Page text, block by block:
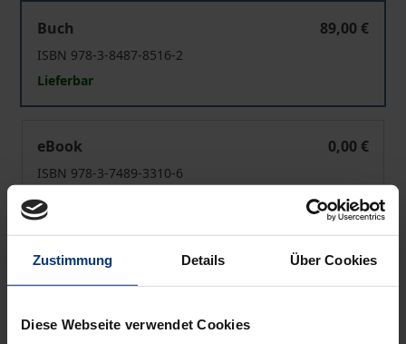
Zustimmung Details Über Cookies
Diese Webseite verwendet Cookies
Buch
89,00 €
ISBN 978-3-8487-8516-2
Lieferbar
eBook
0,00 €
ISBN 978-3-7489-3310-6
Lieferbar
Preisangaben inkl. MwSt. Abhängig von der Lieferadresse
In den Warenkorb